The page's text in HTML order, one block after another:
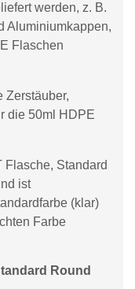
werden, z. B.
Aluminiumkappen,
Flaschen
Zerstäuber,
die 50ml HDPE
Flasche, Standard
ist
(klar)
Farbe
Round